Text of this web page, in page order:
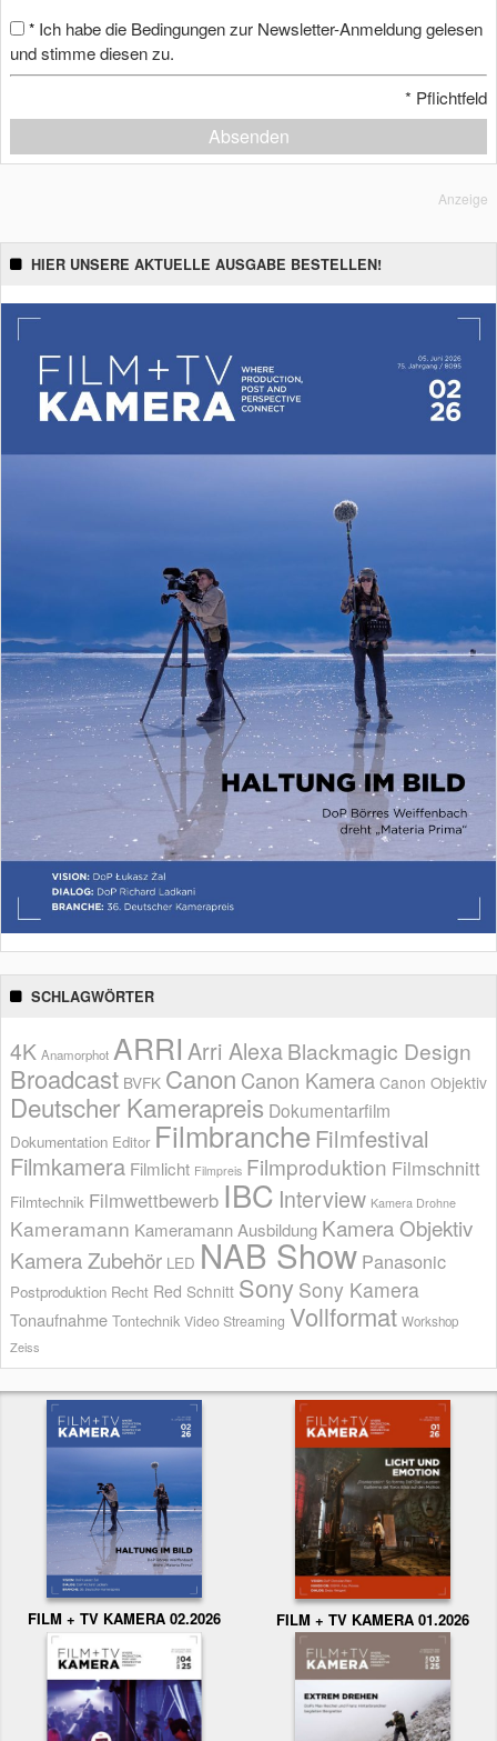
* Ich habe die Bedingungen zur Newsletter-Anmeldung gelesen
und stimme diesen zu.
* Pflichtfeld
Absenden
Anzeige
HIER UNSERE AKTUELLE AUSGABE BESTELLEN!
SCHLAGWÖRTER
4K Anamorphot ARRI Arri AlexaBlackmagic Design
Broadcast BVFK Canon Canon Kamera Canon Objektiv
Deutscher Kamerapreis Dokumentarfilm
Dokumentation Editor Filmbranche Filmfestival
Filmkamera Filmlicht Filmpreis Filmproduktion Filmschnitt
Filmtechnik Filmwettbewerb IBC Interview Kamera Drohne
Kameramann Kameramann Ausbildung Kamera Objektiv
Kamera Zubehör LED NAB Show Panasonic
Postproduktion Recht Red Schnitt Sony Sony Kamera
Tonaufnahme Tontechnik Video Streaming Vollformat Workshop
Zeiss
FILM + TV KAMERA 02.2026 FILM + TV KAMERA 01.2026